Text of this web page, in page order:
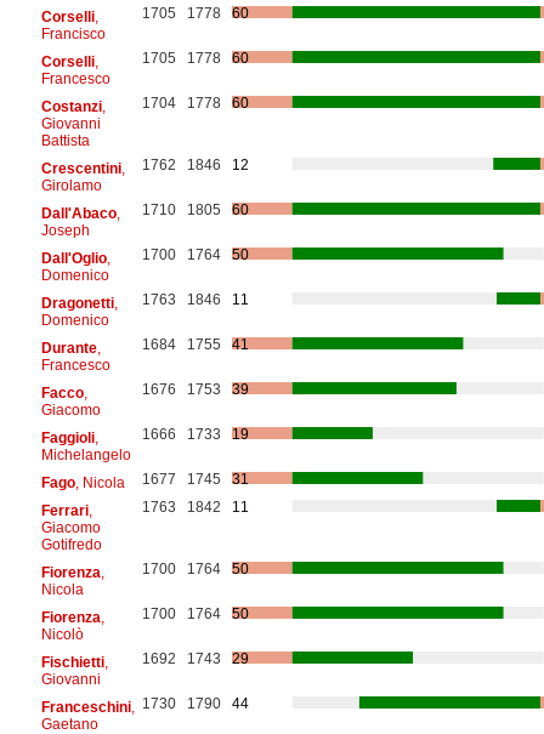
Corselli,
Francisco
1705 1778 60
Corselli,
Francesco
1705 1778 60
Costanzi,
Giovanni
Battista
1704 1778 60
Crescentini,
Girolamo
1762 1846 12
Dall'Abaco,
Joseph
1710 1805 60
Dall'Oglio,
Domenico
1700 1764 50
Dragonetti,
Domenico
1763 1846 11
Durante,
Francesco
1684 1755 41
Facco,
Giacomo
1676 1753 39
Faggioli,
Michelangelo
1666 1733 19
Fago, Nicola 1677 1745
31
Ferrari,
Giacomo
Gotifredo
1763 1842 11
Fiorenza
Nicola
1700 1764 50
Fiorenza
Nicolò
1700 1764 50
Fischietti,
Giovanni
1692 1743 29
Franceschini,
Gaetano
1730 1790 44